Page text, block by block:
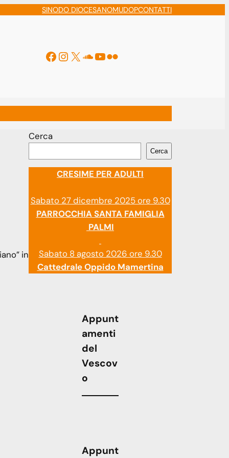
SINODO DIOCESANOMUDOPCONTATTI
Facebook
Instagram
X Soundcloud
YouTube
Flickr
in
Cerca
Cerca
CRESIME PER ADULTI
Sabato 27 dicembre 2025 ore 9.30
PARROCCHIA SANTA FAMIGLIA
PALMI
Sabato 8 agosto 2026 ore 9.30
Cattedrale Oppido Mamertina
Appunt
amenti
del
Vescov
o
Appunt